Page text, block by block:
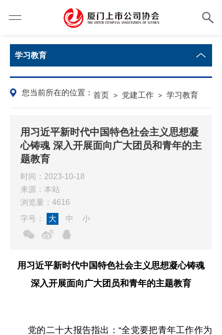
学习教育
您当前所在的位置： 首页 > 党建工作 > 学习教育
用习近平新时代中国特色社会主义思想凝
心铸魂 深入开展面向广大团员和青年的主
题教育
时间：2023-10-18
来源：本站
浏览量：4616
字号：
大 中 小
用习近平新时代中国特色社会主义思想凝心铸魂
深入开展面向广大团员和青年的主题教育
党的二十大报告指出：“全党要把青年工作作为